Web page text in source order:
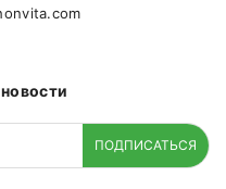
ПОДПИСАТЬСЯ